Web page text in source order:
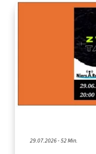
29.07.2026 - 52 Min.